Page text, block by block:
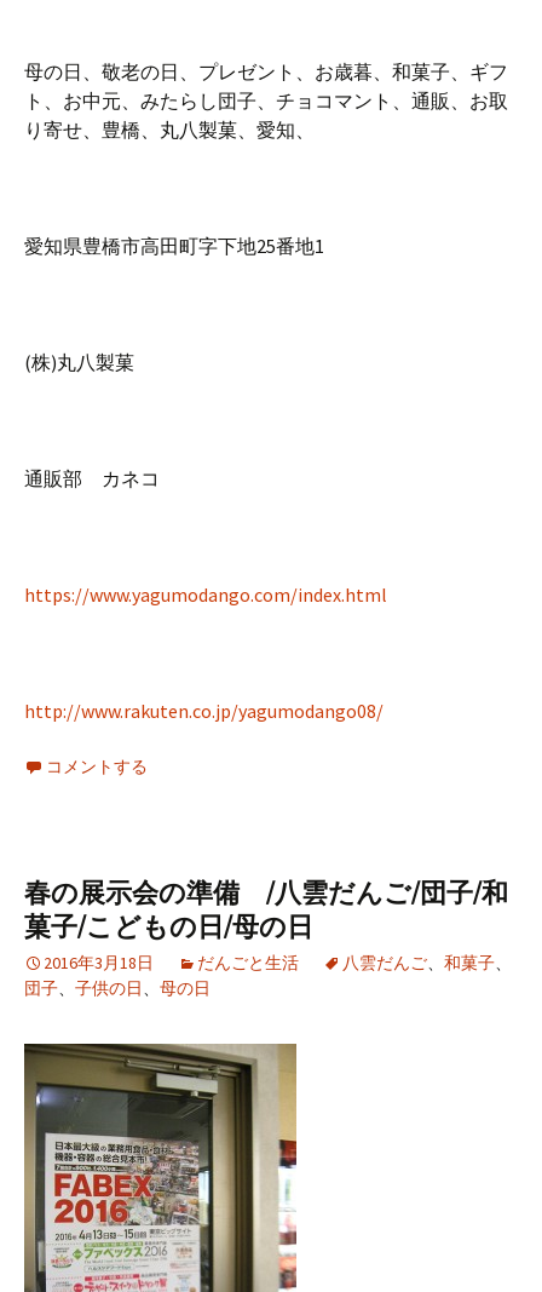
母の日、敬老の日、プレゼント、お歳暮、和菓子、ギフ
ト、お中元、みたらし団子、チョコマント、通販、お取
り寄せ、豊橋、丸八製菓、愛知、
愛知県豊橋市高田町字下地25番地1
(株)丸八製菓
通販部 カネコ
https://www.yagumodango.com/index.html
http://www.rakuten.co.jp/yagumodango08/
コメントする
春の展示会の準備 /八雲だんご/団子/和
菓子/こどもの日/母の日
2016年3月18日 だんごと生活 八雲だんご、 和菓子、
団子、 子供の日、 母の日